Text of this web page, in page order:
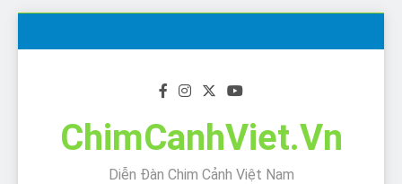
ChimCanhViet.Vn
Diễn Đàn Chim Cảnh Việt Nam